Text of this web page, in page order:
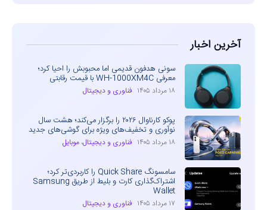
آخرین اخبار
سونی هدفون قدیمی اما محبوبش را احیا کرد؛
معرفی WH-1000XM4C با قیمت رقابتی
۱۸ مرداد ۱۴۰۵ فناوری و دیجیتال
پوکو کارناوال ۲۰۲۶ را برگزار می‌کند؛ هشت سال
نوآوری و تخفیف‌های ویژه برای گوشی‌های جدید
۱۸ مرداد ۱۴۰۵ فناوری و دیجیتال، موبایل
سامسونگ Quick Share را کاربردی‌تر کرد؛
اشتراک‌گذاری کارت و بلیط از طریق Samsung
Wallet
۱۷ مرداد ۱۴۰۵ فناوری و دیجیتال